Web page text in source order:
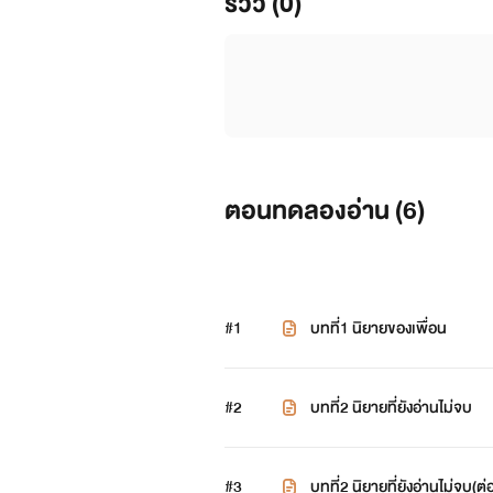
ตอนทดลองอ่าน (6)
#1 บทที่1 นิยายของเพื่อน
#2 บทที่2 นิยายที่ยังอ่านไม่จบ
#3 บทที่2 นิยายที่ยังอ่านไม่จบ(ต่